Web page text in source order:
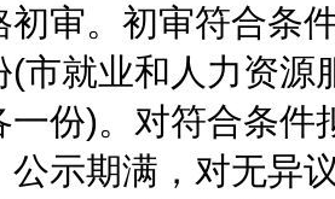
初审。初审符合条
(市就业和人力资源
一份)。对符合条件
公示期满，对无异